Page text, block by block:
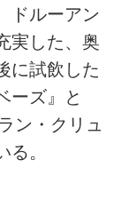
ドルーアン
実した、奥
に試飲した
ーズ』と
ン・クリュ
。